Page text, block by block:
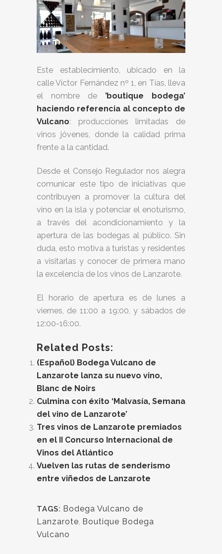
Este establecimiento, ubicado en la
calle Víctor Fernández nº 1, en Tías, lleva
el nombre de ’boutique bodega’
haciendo referencia al concepto de
Vulcano: producciones limitadas de
vinos jóvenes, donde la calidad prima
frente a la cantidad.
Desde el Consejo Regulador nos alegra
comunicar este tipo de iniciativas que
contribuyen a promover la cultura del
vino en la isla y potenciar el enoturismo,
a través del acondicionamiento y la
apertura de las bodegas al público. Sin
duda, esto motiva a turistas y residentes
a visitarlas y conocer de primera mano
la excelencia de los vinos de Lanzarote.
El horario de apertura es de lunes a
viernes, de 11:00 a 19:00, y sábados de
12:00-16:00.
Related Posts:
(Español) Bodega Vulcano de
Lanzarote lanza su nuevo vino,
Blanc de Noirs
Culmina con éxito ‘Malvasía, Semana
del vino de Lanzarote’
Tres vinos de Lanzarote premiados
en el II Concurso Internacional de
Vinos del Atlántico
Vuelven las rutas de senderismo
entre viñedos de Lanzarote
TAGS: Bodega Vulcano de
Lanzarote, Boutique Bodega
Vulcano